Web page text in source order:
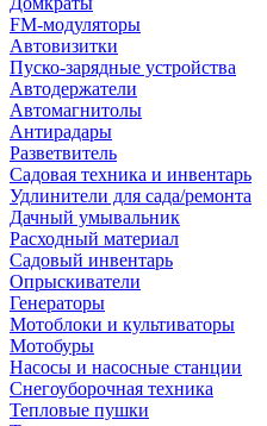
FM-модуляторы
Автовизитки
Пуско-зарядные устройства
Автодержатели
Автомагнитолы
Антирадары
Разветвитель
Садовая техника и инвентарь
Удлинители для сада/ремонта
Дачный умывальник
Расходный материал
Садовый инвентарь
Опрыскиватели
Генераторы
Мотоблоки и культиваторы
Мотобуры
Насосы и насосные станции
Снегоуборочная техника
Тепловые пушки